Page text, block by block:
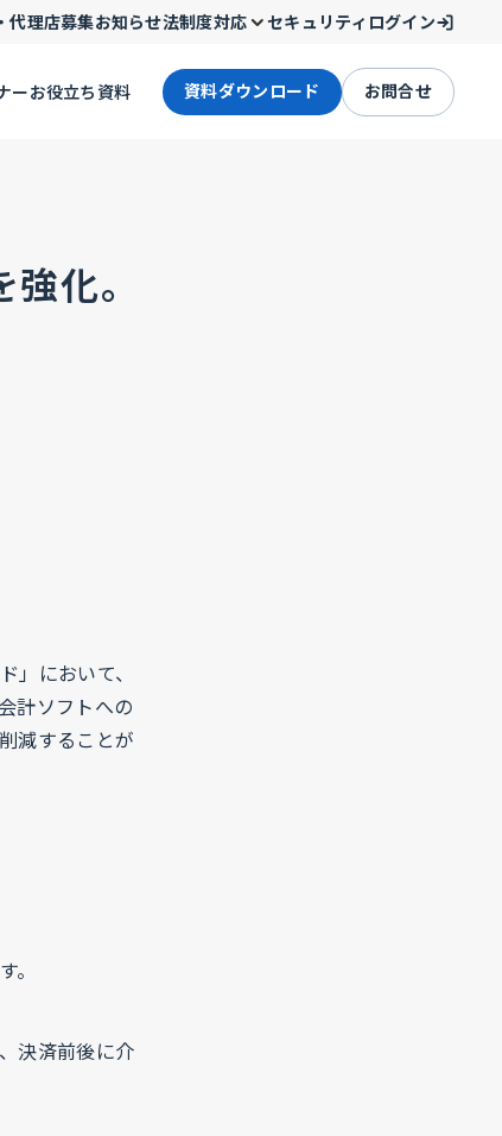
代理店募集お知らせ法制度対応 セキュリティ ログイン
ーお役立ち資料 資料ダウンロード お問合せ
化。
」において、
計ソフトへの
減することが
決済前後に介